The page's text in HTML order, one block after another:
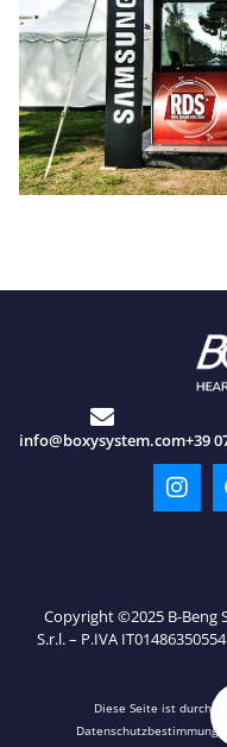
info@boxysystem.com+39
Copyright ©2025 B-Beng
S.r.l. – P.IVA
Diese Seite ist durch
Datenschutzbestimmungen